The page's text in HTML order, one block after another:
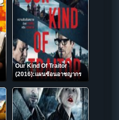
Our Kind Of Traitor
(2016):แผนซ้อนอาชญากร
เหนือโลก